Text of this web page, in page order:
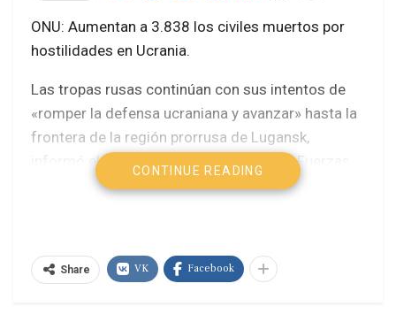
ONU: Aumentan a 3.838 los civiles muertos por
hostilidades en Ucrania.
Las tropas rusas continúan con sus intentos de
«romper la defensa ucraniana y avanzar» hasta la
frontera de la región prorrusa de Lugansk,
informó el Estado Mayor General de las Fuerzas
Armadas de Ucrania.
un alcalde designado por Moscú en una localidad
CONTINUE READING
Share VK Facebook